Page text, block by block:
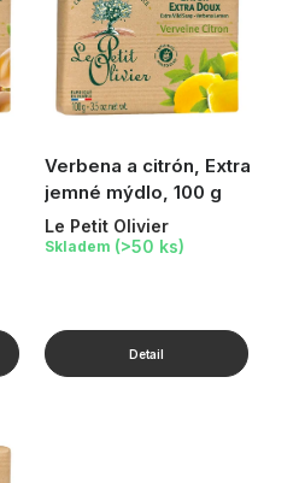
Verbena a citrón, Extra
jemné mýdlo, 100 g
Le Petit Olivier
Skladem (>50 ks)